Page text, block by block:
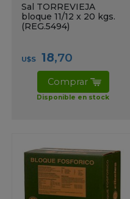
Sal TORREVIEJA
bloque 11/12 x 20 kgs.
(REG.5494)
U$S 18,70
Disponible en stock
Comprar